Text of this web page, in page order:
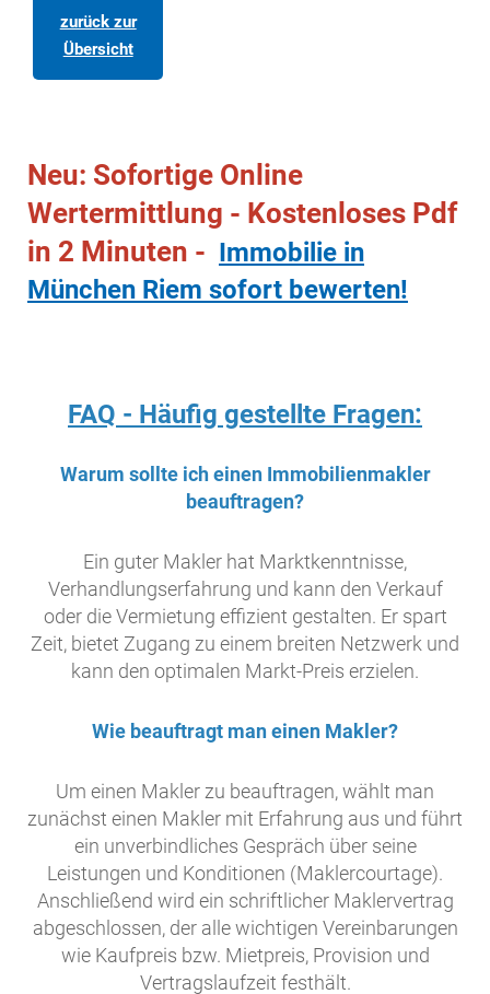
zurück zur
Übersicht
Neu: Sofortige Online
Wertermittlung - Kostenloses Pdf
in 2 Minuten - Immobilie in
München Riem sofort bewerten!
FAQ - Häufig gestellte Fragen:
Warum sollte ich einen Immobilienmakler
beauftragen?
Ein guter Makler hat Marktkenntnisse,
Verhandlungserfahrung und kann den Verkauf
oder die Vermietung effizient gestalten. Er spart
Zeit, bietet Zugang zu einem breiten Netzwerk und
kann den optimalen Markt-Preis erzielen.
Wie beauftragt man einen Makler?
Um einen Makler zu beauftragen, wählt man
zunächst einen Makler mit Erfahrung aus und führt
ein unverbindliches Gespräch über seine
Leistungen und Konditionen (Maklercourtage).
Anschließend wird ein schriftlicher Maklervertrag
abgeschlossen, der alle wichtigen Vereinbarungen
wie Kaufpreis bzw. Mietpreis, Provision und
Vertragslaufzeit festhält.